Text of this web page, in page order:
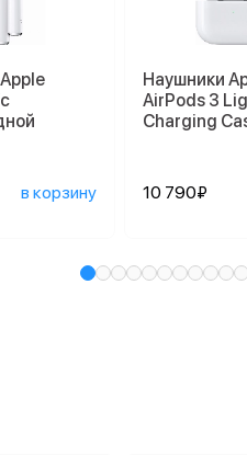
в корзину
Наушники
AirPods 3
Charging
10 790₽